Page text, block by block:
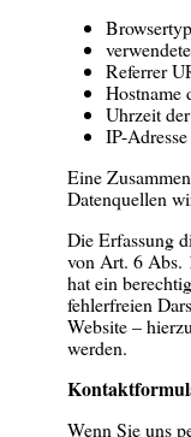
Referrer
Hostname
Uhrzeit
IP-Adresse
Eine
Datenquellen
Die Erfassung
von Art. 6 Abs.
hat ein
fehlerfreien
Website –
werden.
Wenn Sie uns